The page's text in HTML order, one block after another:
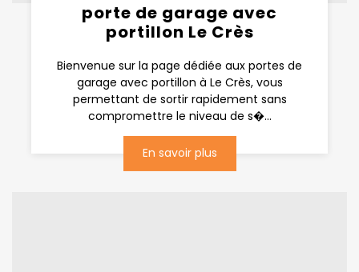
porte de garage avec
portillon Le Crès
Bienvenue sur la page dédiée aux portes de
garage avec portillon à Le Crès, vous
permettant de sortir rapidement sans
compromettre le niveau de s�...
En savoir plus